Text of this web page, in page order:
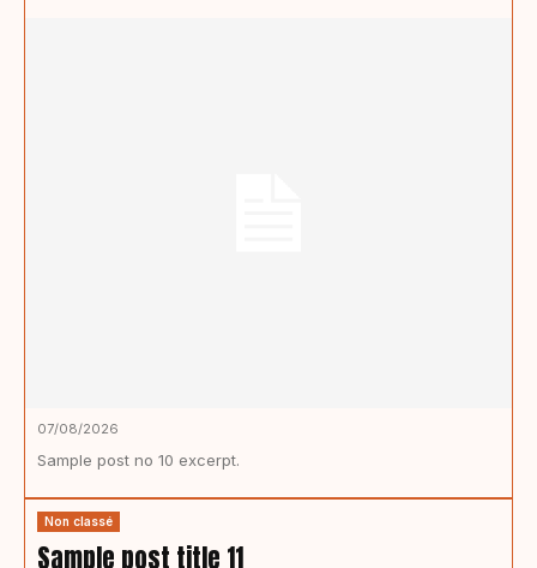
07/08/2026
Sample post no 10 excerpt.
Non classé
Sample post title 11